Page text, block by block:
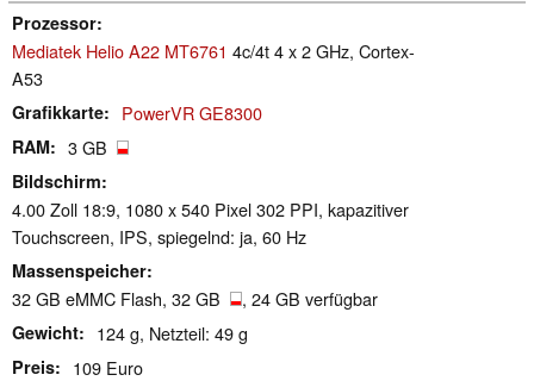
Prozessor
Mediatek Helio A22 MT6761 4c/4t 4 x 2 GHz, Cortex-
A53
Grafikkarte PowerVR GE8300
RAM 3 GB
Bildschirm
4.00 Zoll 18:9, 1080 x 540 Pixel 302 PPI, kapazitiver
Touchscreen, IPS, spiegelnd: ja, 60 Hz
Massenspeicher
32 GB eMMC Flash, 32 GB , 24 GB verfügbar
Gewicht 124 g, Netzteil: 49 g
Preis 109 Euro